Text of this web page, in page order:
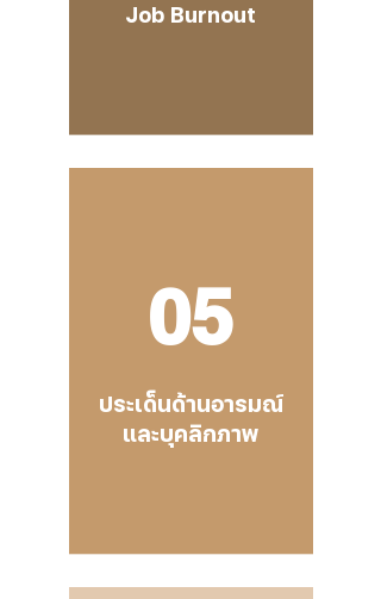
Job Burnout
05
ประเด็นด้านอารมณ์
และบุคลิกภาพ